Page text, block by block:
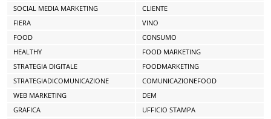
SOCIAL MEDIA MARKETING
CLIENTE
FIERA
VINO
FOOD
CONSUMO
HEALTHY
FOOD MARKETING
STRATEGIA DIGITALE
FOODMARKETING
STRATEGIADICOMUNICAZIONE
COMUNICAZIONEFOOD
WEB MARKETING
DEM
GRAFICA
UFFICIO STAMPA